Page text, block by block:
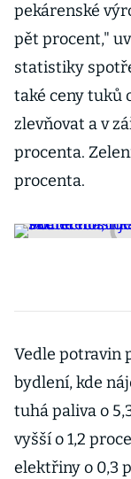
pekárenské
pět procent,"
statistiky
také ceny tuků
zlevňovat a v
procenta.
procenta.
Vedle potravin
bydlení, kde
tuhá paliva o
vyšší o 1,2
elektřiny o 0,3